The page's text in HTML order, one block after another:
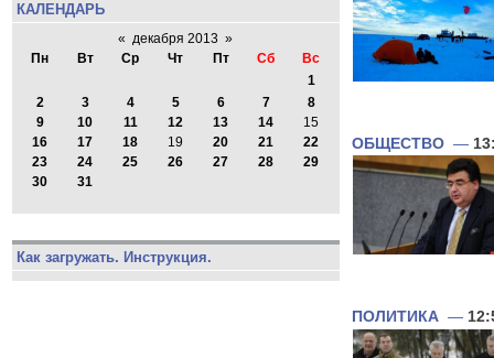
КАЛЕНДАРЬ
« декабря 2013 »
Пн
Вт Ср Чт Пт Сб
Вс
1
2
3 4 5 6 7
8
9
10 11 12 13 14
15
16
17 18 19 20 21
22
23
24 25 26 27 28
29
30
31
Как загружать. Инструкция.
ОБЩЕСТВО —
ПОЛИТИКА —